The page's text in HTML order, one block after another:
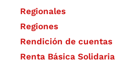
Regionales
Regiones
Rendición de cuentas
Renta Básica Solidaria